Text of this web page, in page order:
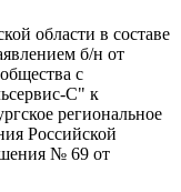
области в составе
б/н от
с
С" к
региональное
Российской
№ 69 от